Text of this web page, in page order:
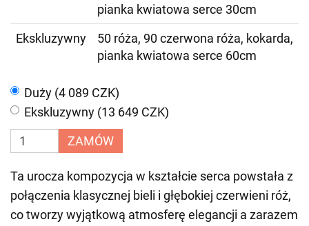
pianka kwiatowa serce 30cm
Ekskluzywny
50 róża, 90 czerwona róża, kokarda,
pianka kwiatowa serce 60cm
Duży (4 089 CZK)
Ekskluzywny (13 649 CZK)
ZAMÓW
Ta urocza kompozycja w kształcie serca powstała z
połączenia klasycznej bieli i głębokiej czerwieni róż,
co tworzy wyjątkową atmosferę elegancji a zarazem